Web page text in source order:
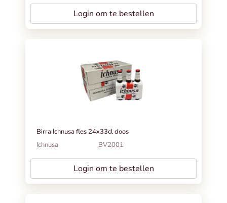
Login om te bestellen
Birra Ichnusa fles 24x33cl doos
Ichnusa
BV2001
Login om te bestellen